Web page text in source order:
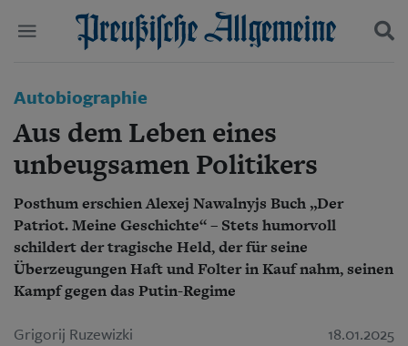
Wirtschaft
Panorama
Gesellschaft
Leben
Geschichte
Ostpreußen
Pommern
Berlin-Brandenburg
Schlesien
Suchen und finden
Autobiographie
Aus dem Leben eines
unbeugsamen Politikers
Posthum erschien Alexej Nawalnyjs Buch „Der
Patriot. Meine Geschichte“ – Stets humorvoll
schildert der tragische Held, der für seine
Überzeugungen Haft und Folter in Kauf nahm, seinen
Kampf gegen das Putin-Regime
Grigorij Ruzewizki 18.01.2025